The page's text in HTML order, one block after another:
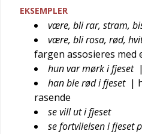
EKSEMPLER
være, bli rar, stram,
være, bli rosa, rød,
fargen assosieres med
hun var mørk i fjeset
han ble rød i fjeset |
rasende
se vill ut i fjeset
se fortvilelsen i fjeset